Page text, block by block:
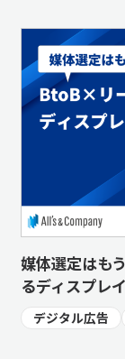
媒体選定はも
るディスプレ
デジタル広告